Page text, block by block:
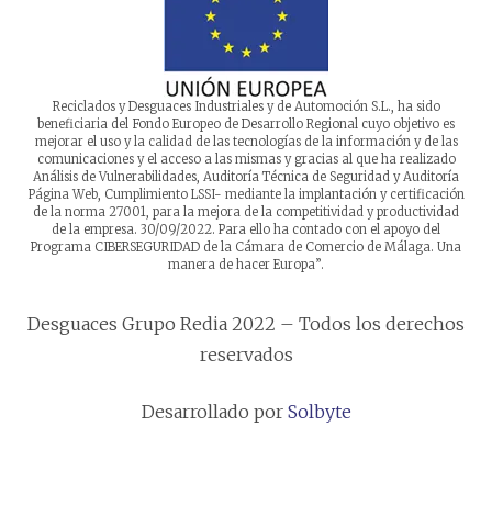
Reciclados y Desguaces Industriales y de Automoción S.L., ha sido
beneficiaria del Fondo Europeo de Desarrollo Regional cuyo objetivo es
mejorar el uso y la calidad de las tecnologías de la información y de las
comunicaciones y el acceso a las mismas y gracias al que ha realizado
Análisis de Vulnerabilidades, Auditoría Técnica de Seguridad y Auditoría
Página Web, Cumplimiento LSSI- mediante la implantación y certificación
de la norma 27001, para la mejora de la competitividad y productividad
de la empresa. 30/09/2022. Para ello ha contado con el apoyo del
Programa CIBERSEGURIDAD de la Cámara de Comercio de Málaga. Una
manera de hacer Europa”.
Desguaces Grupo Redia 2022 – Todos los derechos
reservados
Desarrollado por Solbyte